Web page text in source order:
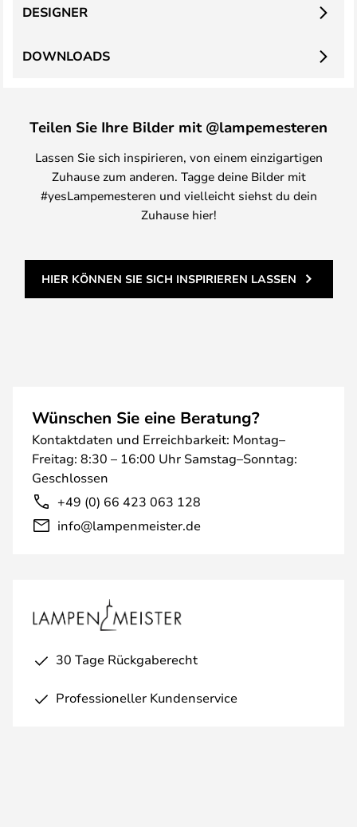
DESIGNER
DOWNLOADS
Teilen Sie Ihre Bilder mit @lampemesteren
Lassen Sie sich inspirieren, von einem einzigartigen
Zuhause zum anderen. Tagge deine Bilder mit
#yesLampemesteren und vielleicht siehst du dein
Zuhause hier!
HIER KÖNNEN SIE SICH INSPIRIEREN LASSEN
Wünschen Sie eine Beratung?
Kontaktdaten und Erreichbarkeit: Montag–
Freitag: 8:30 – 16:00 Uhr Samstag–Sonntag:
Geschlossen
+49 (0) 66 423 063 128
info@lampenmeister.de
30 Tage Rückgaberecht
Professioneller Kundenservice